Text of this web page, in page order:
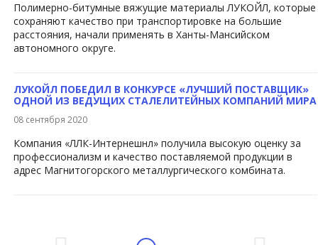
Полимерно-битумные вяжущие матери​алы ЛУКОЙЛ, кото​рые
сохраняют качество при транспортировке на большие
расстояния, начали применять в Ханты-Мансийском
автономного округе.
ЛУКОЙЛ ПОБЕДИЛ В КОНКУРСЕ «ЛУЧШИЙ ПОСТАВЩИК»
ОДНОЙ ИЗ ВЕДУЩИХ СТАЛЕЛИТЕЙНЫХ КОМПАНИЙ МИРА
08 сентября 2020
Компания «ЛЛК-Интернешнл» получила высокую оценку з​а
профессионализм и качество поставляемой продукции в
адрес Магнитогорского металлургического комбината.